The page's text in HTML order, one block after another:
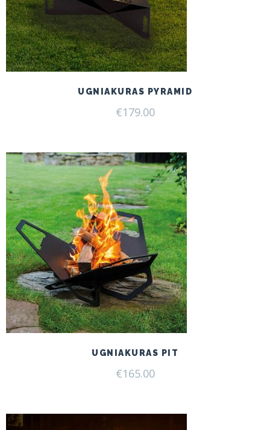
UGNIAKURAS PYRAMID
€179.00
UGNIAKURAS PIT
€165.00